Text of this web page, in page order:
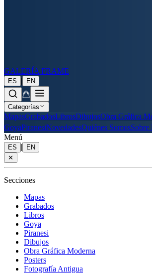
GALERÍA FRAME
ES | EN
Categorías
MapasGrabadosLibrosDibujosObra Gráfica
GoyaPiranesiNovedadesQuiénes SomosSobre
Menú
ES |
EN
✕
Secciones
Mapas
Grabados
Libros
Goya
Piranesi
Dibujos
Obra Gráfica Moderna
Posters
Fotografía Antigua